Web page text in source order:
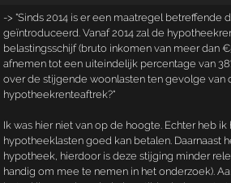
-> "Sinds 2014 is er een maatregel betreffende
geïntroduceerd. Vanaf 2014 zal de
belastingsschijf (bruto inkomen van meer dan
afnemen tot een uiteindelijk percentage van
over de stijgende woonlasten ten gevolge van
hypotheekrenteaftrek?"
Ik was hier niet van op de hoogte. Echter heb
hypotheeklasten goed kan betalen. Daarnaast
hypotheek, hierdoor is deze stijging minder
handig om mee te nemen in het onderzoek).